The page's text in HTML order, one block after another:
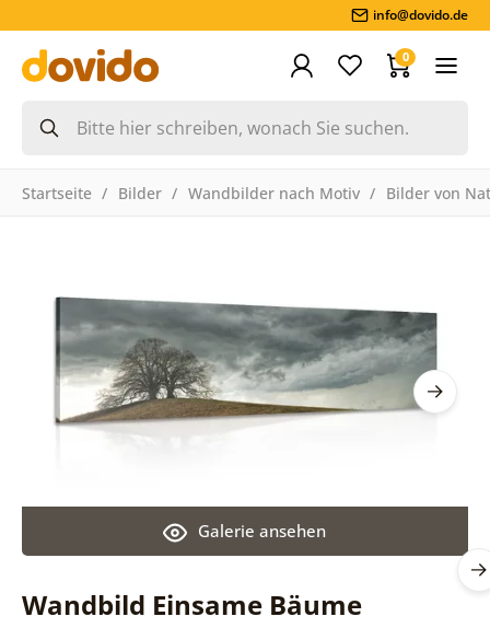
info@dovido.de
0
Startseite Bilder Wandbilder nach Motiv Bilder von
Wandbild Einsame Bäume
Galerie ansehen